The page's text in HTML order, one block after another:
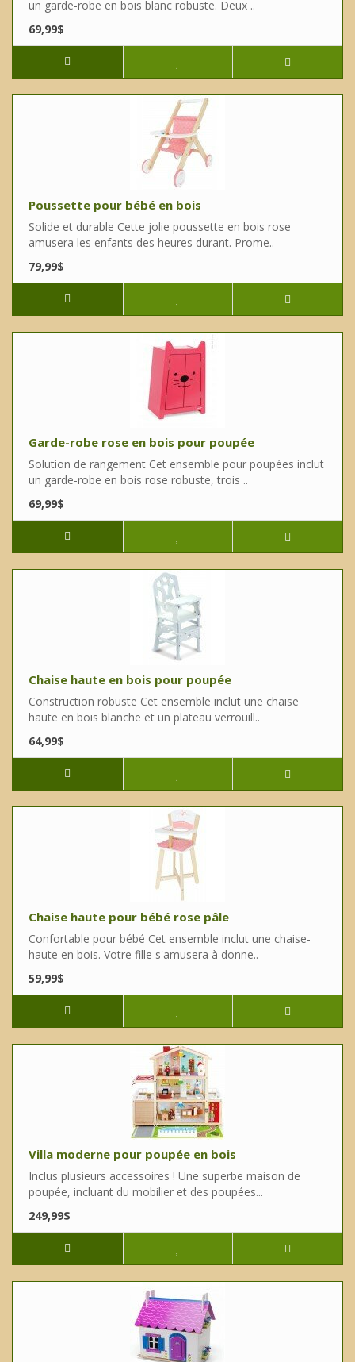
un garde-robe en bois blanc robuste. Deux ..
69,99$
Poussette pour bébé en bois
Solide et durable Cette jolie poussette en bois rose
amusera les enfants des heures durant. Prome..
79,99$
Garde-robe rose en bois pour poupée
Solution de rangement Cet ensemble pour poupées inclut
un garde-robe en bois rose robuste, trois ..
69,99$
Chaise haute en bois pour poupée
Construction robuste Cet ensemble inclut une chaise
haute en bois blanche et un plateau verrouill..
64,99$
Chaise haute pour bébé rose pâle
Confortable pour bébé Cet ensemble inclut une chaise-
haute en bois. Votre fille s'amusera à donne..
59,99$
Villa moderne pour poupée en bois
Inclus plusieurs accessoires ! Une superbe maison de
poupée, incluant du mobilier et des poupées...
249,99$